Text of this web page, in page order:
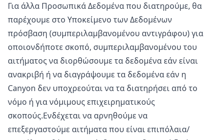
Για άλλα Προσωπικά Δεδομένα που διατηρούμε, θα
παρέχουμε στο Υποκείμενο των Δεδομένων
πρόσβαση (συμπεριλαμβανομένου αντιγράφου) για
οποιονδήποτε σκοπό, συμπεριλαμβανομένου του
αιτήματος να διορθώσουμε τα δεδομένα εάν είναι
ανακριβή ή να διαγράψουμε τα δεδομένα εάν η
Canyon δεν υποχρεούται να τα διατηρήσει από το
νόμο ή για νόμιμους επιχειρηματικούς
σκοπούς.Ενδέχεται να αρνηθούμε να
επεξεργαστούμε αιτήματα που είναι επιπόλαια/